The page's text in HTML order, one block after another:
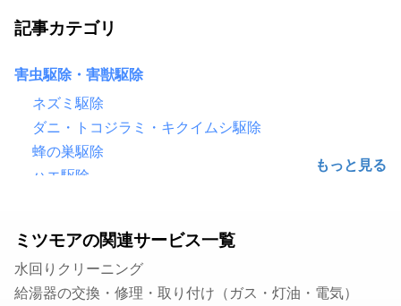
記事カテゴリ
害虫駆除・害獣駆除
ネズミ駆除
ダニ・トコジラミ・キクイムシ駆除
蜂の巣駆除
ハエ駆除
シロアリ駆除
毛虫・チャドクガ駆除
コウモリ駆除
ミツモアの関連サービス一覧
水回りクリーニング
給湯器の交換・修理・取り付け（ガス・灯油・電気）